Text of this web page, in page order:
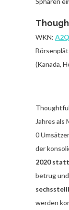
WKN:
(Kanada,
Jahres
0
der
2020
betrug
werden